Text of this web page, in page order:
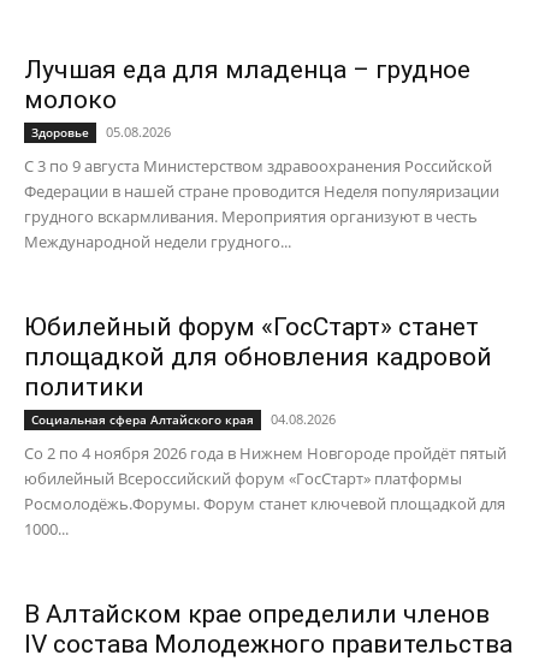
Лучшая еда для младенца – грудное
молоко
Здоровье 05.08.2026
С 3 по 9 августа Министерством здравоохранения Российской
Федерации в нашей стране проводится Неделя популяризации
грудного вскармливания. Мероприятия организуют в честь
Международной недели грудного...
Юбилейный форум «ГосСтарт» станет
площадкой для обновления кадровой
политики
Социальная сфера Алтайского края 04.08.2026
Со 2 по 4 ноября 2026 года в Нижнем Новгороде пройдёт пятый
юбилейный Всероссийский форум «ГосСтарт» платформы
Росмолодёжь.Форумы. Форум станет ключевой площадкой для
1000...
В Алтайском крае определили членов
IV состава Молодежного правительства